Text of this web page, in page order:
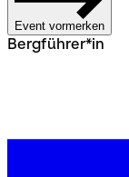
Event vormerken
Bergführer*in